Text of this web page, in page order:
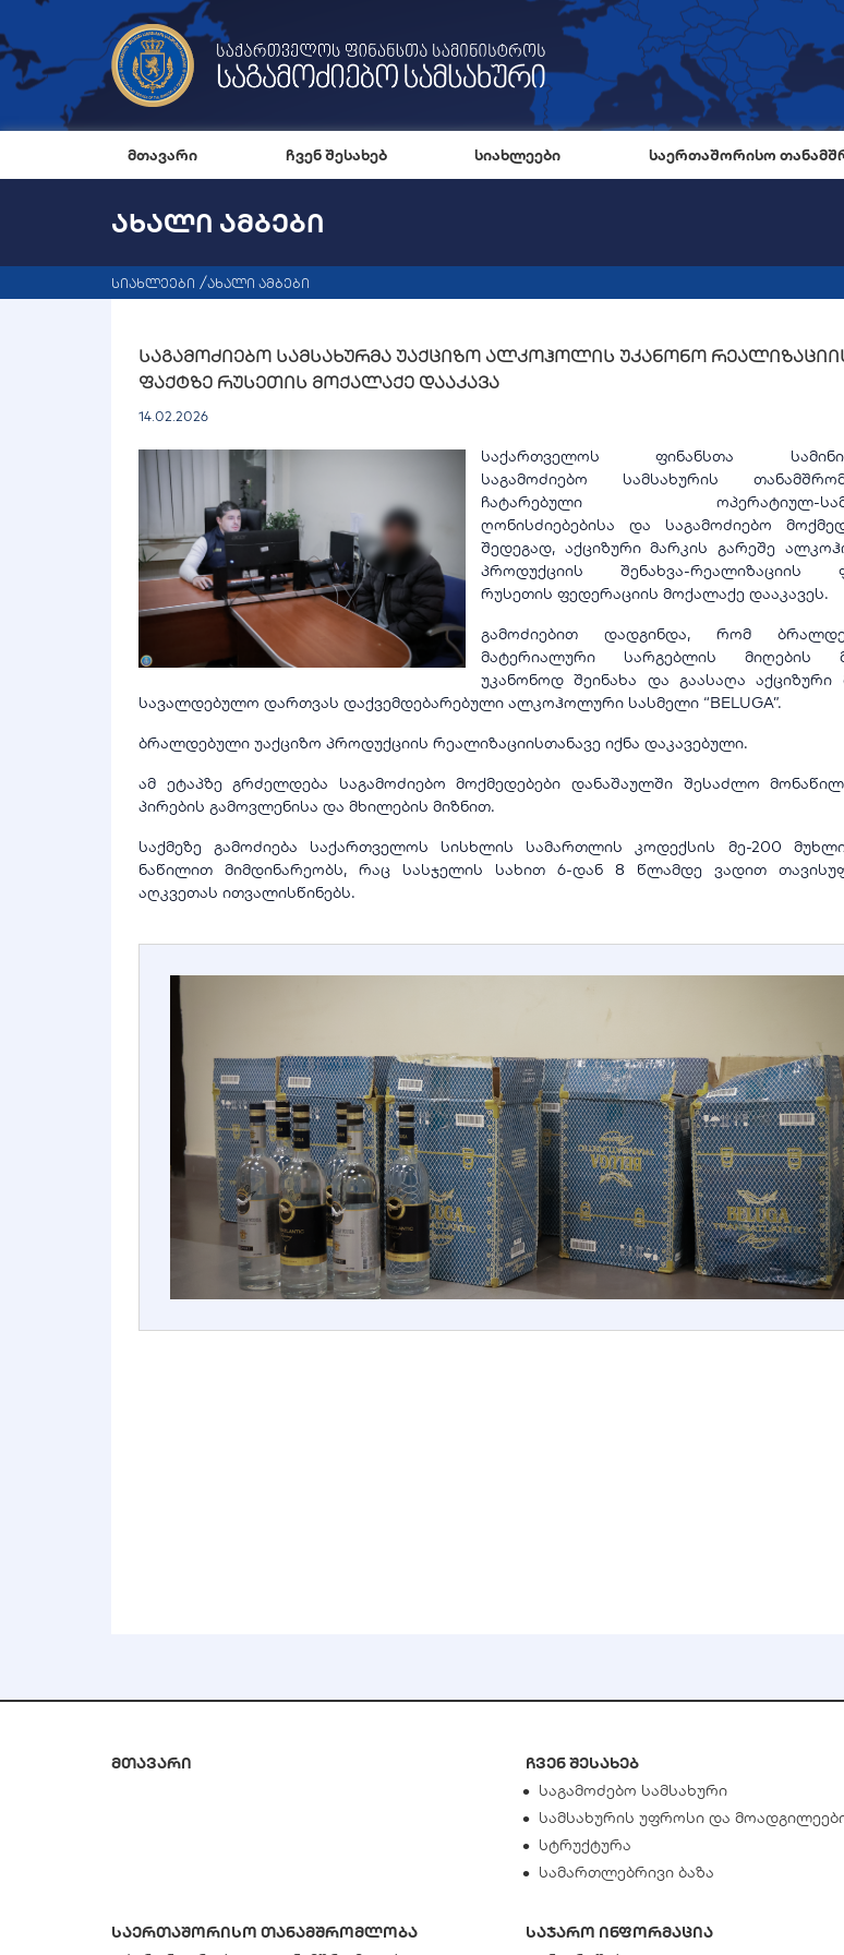
მთავარი ჩვენ შესახებ სიახლეები საერთაშორისო
ᲐᲮᲐᲚᲘ ᲐᲛᲑᲔᲑᲘ
სიახლეები ახალი ამბები
საგამოძიებო სამსახურმა უაქციზო ალკოჰოლის უკანონო
ფაქტზე რუსეთის მოქალაქე დააკავა
14.02.2026
საქართველოს ფინანსთა
საგამოძიებო სამსახურის
ჩატარებული ოპერატიულ-
ღონისძიებებისა და საგამოძიებო
შედეგად, აქციზური მარკის გარეშე
პროდუქციის შენახვა-რეალიზაციის
რუსეთის ფედერაციის მოქალაქე დააკავეს.
გამოძიებით დადგინდა, რომ
მატერიალური სარგებლის მიღების
უკანონოდ შეინახა და გაასაღა აქციზური
სავალდებულო დართვას დაქვემდებარებული ალკოჰოლური სასმელი “BELUGA”.
ბრალდებული უაქციზო პროდუქციის რეალიზაციისთანავე იქნა დაკავებული.
ამ ეტაპზე გრძელდება საგამოძიებო მოქმედებები დანაშაულში შესაძლო
პირების გამოვლენისა და მხილების მიზნით.
საქმეზე გამოძიება საქართველოს სისხლის სამართლის კოდექსის მე-200
ნაწილით მიმდინარეობს, რაც სასჯელის სახით 6-დან 8 წლამდე ვადით
აღკვეთას ითვალისწინებს.
მთავარი
ჩვენ შესახებ
საგამოძებო სამსახური
სამსახურის უფროსი და
სტრუქტურა
სამართლებრივი ბაზა
საერთაშორისო თანამშრომლობა
საჯარო ინფორმაცია